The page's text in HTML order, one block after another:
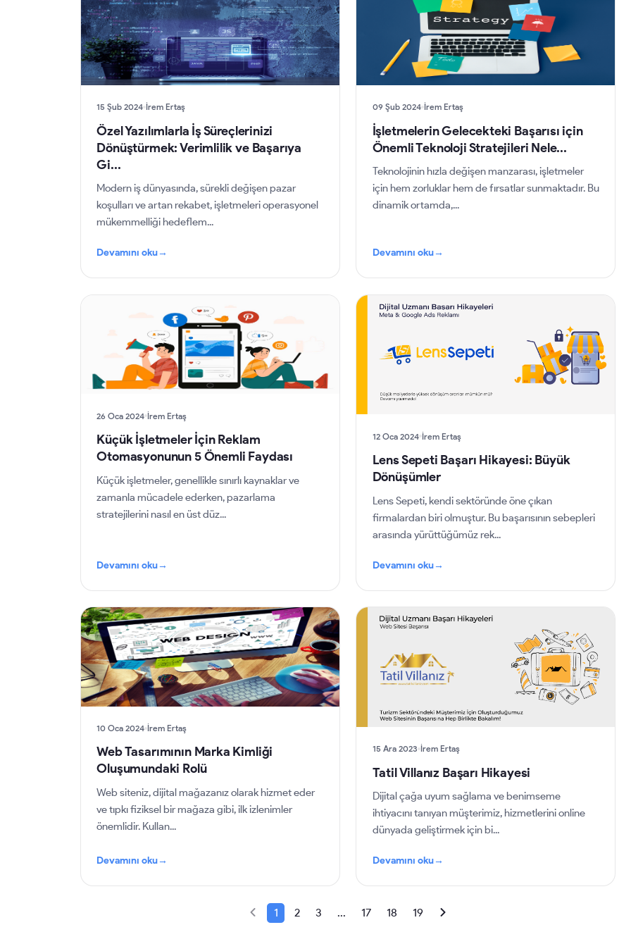
15 Şub 2024 İrem Ertaş
Özel Yazılımlarla İş Süreçlerinizi
Dönüştürmek: Verimlilik ve Başarıya
Gi...
Modern iş dünyasında, sürekli değişen pazar
koşulları ve artan rekabet, işletmeleri operasyonel
mükemmelliği hedeflem...
Devamını oku→
09 Şub 2024 İrem Ertaş
İşletmelerin Gelecekteki Başarısı için
Önemli Teknoloji Stratejileri Nele...
Teknolojinin hızla değişen manzarası, işletmeler
için hem zorluklar hem de fırsatlar sunmaktadır. Bu
dinamik ortamda,...
Devamını oku→
26 Oca 2024 İrem Ertaş
Küçük İşletmeler İçin Reklam
Otomasyonunun 5 Önemli Faydası
Küçük işletmeler, genellikle sınırlı kaynaklar ve
zamanla mücadele ederken, pazarlama
stratejilerini nasıl en üst düz...
Devamını oku→
12 Oca 2024 İrem Ertaş
Lens Sepeti Başarı Hikayesi: Büyük
Dönüşümler
Lens Sepeti, kendi sektöründe öne çıkan
firmalardan biri olmuştur. Bu başarısının sebepleri
arasında yürüttüğümüz rek...
Devamını oku→
10 Oca 2024 İrem Ertaş
Web Tasarımının Marka Kimliği
Oluşumundaki Rolü
Web siteniz, dijital mağazanız olarak hizmet eder
ve tıpkı fiziksel bir mağaza gibi, ilk izlenimler
önemlidir. Kullan...
Devamını oku→
15 Ara 2023 İrem Ertaş
Tatil Villanız Başarı Hikayesi
Dijital çağa uyum sağlama ve benimseme
ihtiyacını tanıyan müşterimiz, hizmetlerini online
dünyada geliştirmek için bi...
Devamını oku→
1 2 3 ... 17 18 19